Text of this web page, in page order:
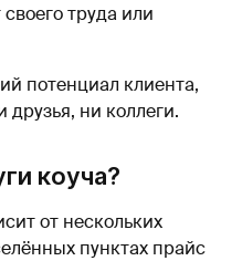
труда или
потенциал клиента,
друзья, ни коллеги.
коуча?
от нескольких
пунктах прайс